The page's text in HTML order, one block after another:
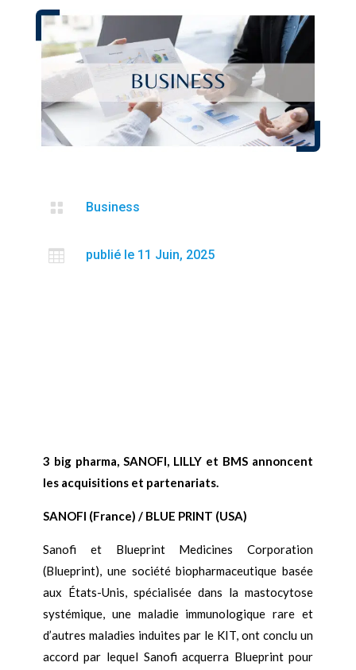
 Business
 publié le 11 Juin, 2025
3 big pharma, SANOFI, LILLY et BMS annoncent
les acquisitions et partenariats.
SANOFI (France) / BLUE PRINT (USA)
Sanofi et Blueprint Medicines Corporation
(Blueprint), une société biopharmaceutique basée
aux États-Unis, spécialisée dans la mastocytose
systémique, une maladie immunologique rare et
d’autres maladies induites par le KIT, ont conclu un
accord par lequel Sanofi acquerra Blueprint pour